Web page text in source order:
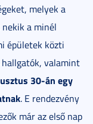
melyek a
a minél
épületek közti
hallgatók, valamint
30-án egy
. E rendezvény
már az első nap